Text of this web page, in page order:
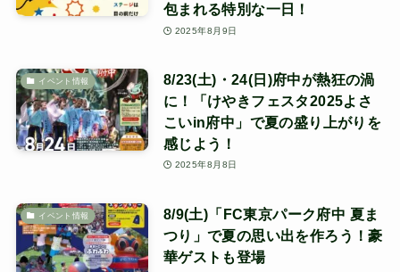
包まれる特別な一日！
2025年8月9日
イベント情報
8/23(土)・24(日)府中が熱狂の渦
に！「けやきフェスタ2025よさ
こいin府中」で夏の盛り上がりを
感じよう！
2025年8月8日
イベント情報
8/9(土)「FC東京パーク府中 夏ま
つり」で夏の思い出を作ろう！豪
華ゲストも登場